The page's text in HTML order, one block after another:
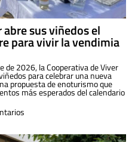
sus viñedos el
para vivir la vendimia
de 2026, la Cooperativa de Viver
para celebrar una nueva
propuesta de enoturismo que
más esperados del calendario